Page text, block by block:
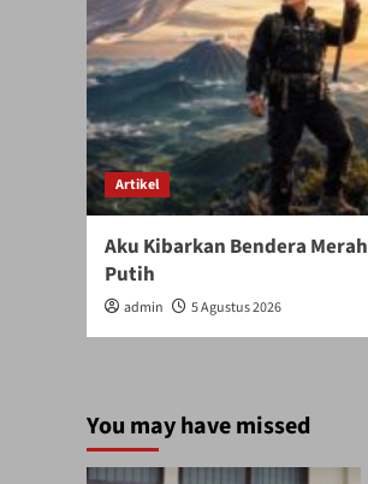
Artikel
Aku Kibarkan Bendera Merah
Putih
admin 5 Agustus 2026
You may have missed